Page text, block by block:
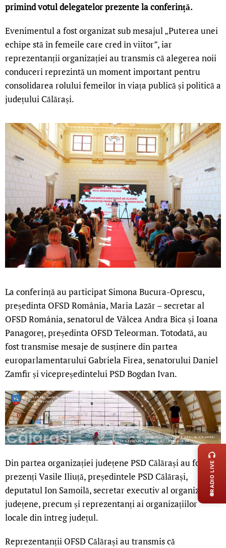
primind votul delegatelor prezente la conferință.
Evenimentul a fost organizat sub mesajul „Puterea unei
echipe stă în femeile care cred în viitor”, iar
reprezentanții organizației au transmis că alegerea noii
conduceri reprezintă un moment important pentru
consolidarea rolului femeilor în viața publică și politică a
județului Călărași.
La conferință au participat Simona Bucura-Oprescu,
președinta OFSD România, Maria Lazăr – secretar al
OFSD România, senatorul de Vâlcea Andra Bica și Ioana
Panagoreț, președinta OFSD Teleorman. Totodată, au
fost transmise mesaje de susținere din partea
europarlamentarului Gabriela Firea, senatorului Daniel
Zamfir și vicepreședintelui PSD Bogdan Ivan.
Din partea organizației județene PSD Călărași au fost
prezenți Vasile Iliuță, președintele PSD Călărași,
deputatul Ion Samoilă, secretar executiv al organizației
județene, precum și reprezentanți ai organizațiilor
locale din întreg județul.
Reprezentanții OFSD Călărași au transmis că
LIVE
RADIO LIVE